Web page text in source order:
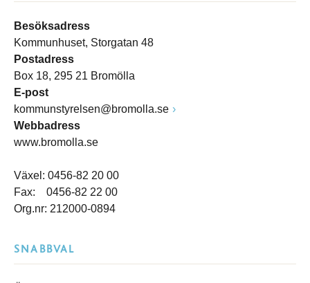
Besöksadress
Kommunhuset, Storgatan 48
Postadress
Box 18, 295 21 Bromölla
E-post
kommunstyrelsen@bromolla.se
Webbadress
www.bromolla.se
Växel: 0456-82 20 00
Fax: 0456-82 22 00
Org.nr: 212000-0894
SNABBVAL